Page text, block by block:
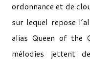
ordonnance et de
sur lequel repose
alias Queen of the
mélodies jettent